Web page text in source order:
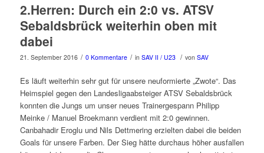
2.Herren: Durch ein 2:0 vs. ATSV
Sebaldsbrück weiterhin oben mit
dabei
21. September 2016 / 0 Kommentare / in SAV II / U23 / von SAV
Es läuft weiterhin sehr gut für unsere neuformierte „Zwote“. Das
Heimspiel gegen den Landesligaabsteiger ATSV Sebaldsbrück
konnten die Jungs um unser neues Trainergespann Philipp
Meinke / Manuel Broekmann verdient mit 2:0 gewinnen.
Canbahadir Eroglu und Nils Dettmering erzielten dabei die beiden
Goals für unsere Farben. Der Sieg hätte durchaus höher ausfallen